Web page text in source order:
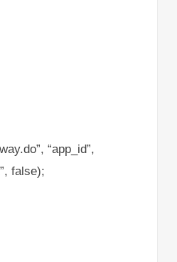
“app_id”,
false);